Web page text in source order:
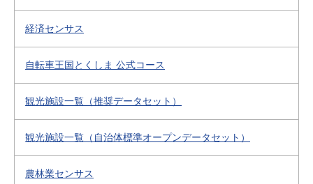
経済センサス
自転車王国とくしま 公式コース
観光施設一覧（推奨データセット）
観光施設一覧（自治体標準オープンデータセット）
農林業センサス